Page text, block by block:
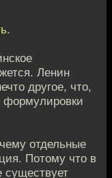
Ленин
другое, что,
формулировки
отдельные
Потому что в
существует